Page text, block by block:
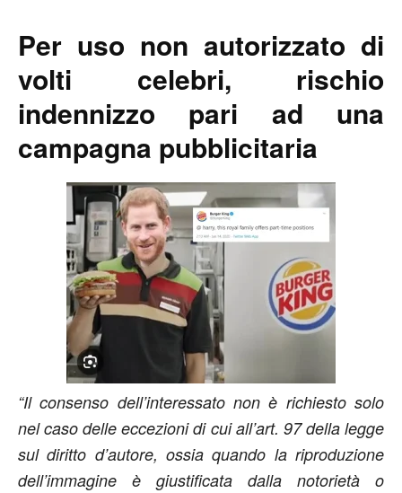
Per uso non autorizzato di
volti celebri, rischio
indennizzo pari ad una
campagna pubblicitaria
“Il consenso dell’interessato non è richiesto solo
nel caso delle eccezioni di cui all’art. 97 della legge
sul diritto d’autore, ossia quando la riproduzione
dell’immagine è giustificata dalla notorietà o